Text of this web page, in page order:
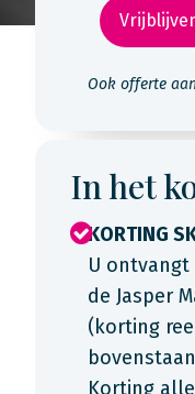
Ook offerte
In het
KORTING
U
de Jasper
(korting
Korting